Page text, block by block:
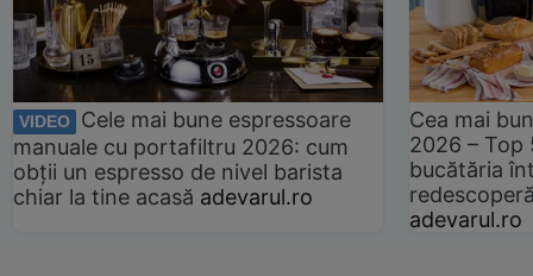
VIDEO
Cele mai bune espressoare
manuale cu portafiltru 2026: cum
obții un espresso de nivel barista
chiar la tine acasă adevarul.ro
Cea mai
2026 –
bucătăria
adevarul.ro